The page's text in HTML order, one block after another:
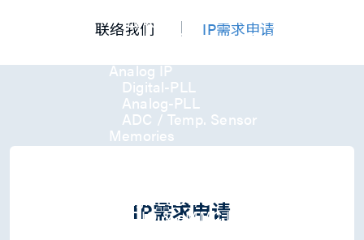
(LPKT)
High Performance Kit (HPKT)
Analog IP
Digital-PLL
Analog-PLL
ADC / Temp. Sensor
Memories
Memory Compiler
High ESD I/O
SDIO & eMMC I/O
联络我们 IP需求申请
IP需求申请